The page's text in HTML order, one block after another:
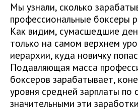
Мы узнали, сколько
профессиональные боксеры
Как видим, сумасшедшие
только на самом верхнем
иерархии, куда новичку
Подавляющая масса
боксеров зарабатывает,
уровня средней зарплаты по
значительными эти